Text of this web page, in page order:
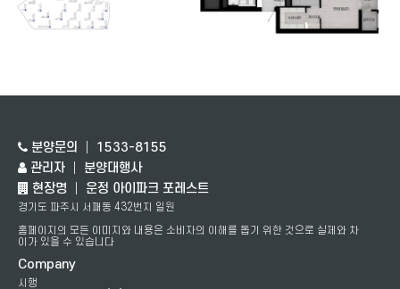
분양문의 │ 1533-8155
관리자 │ 분양대행사
현장명 │ 운정 아이파크 포레스트
경기도 파주시 서패동 432번지 일원
홈페이지의 모든 이미지와 내용은 소비자의 이해를 돕기 위한 것으로 실제와 차
이가 있을 수 있습니다
Company
시행